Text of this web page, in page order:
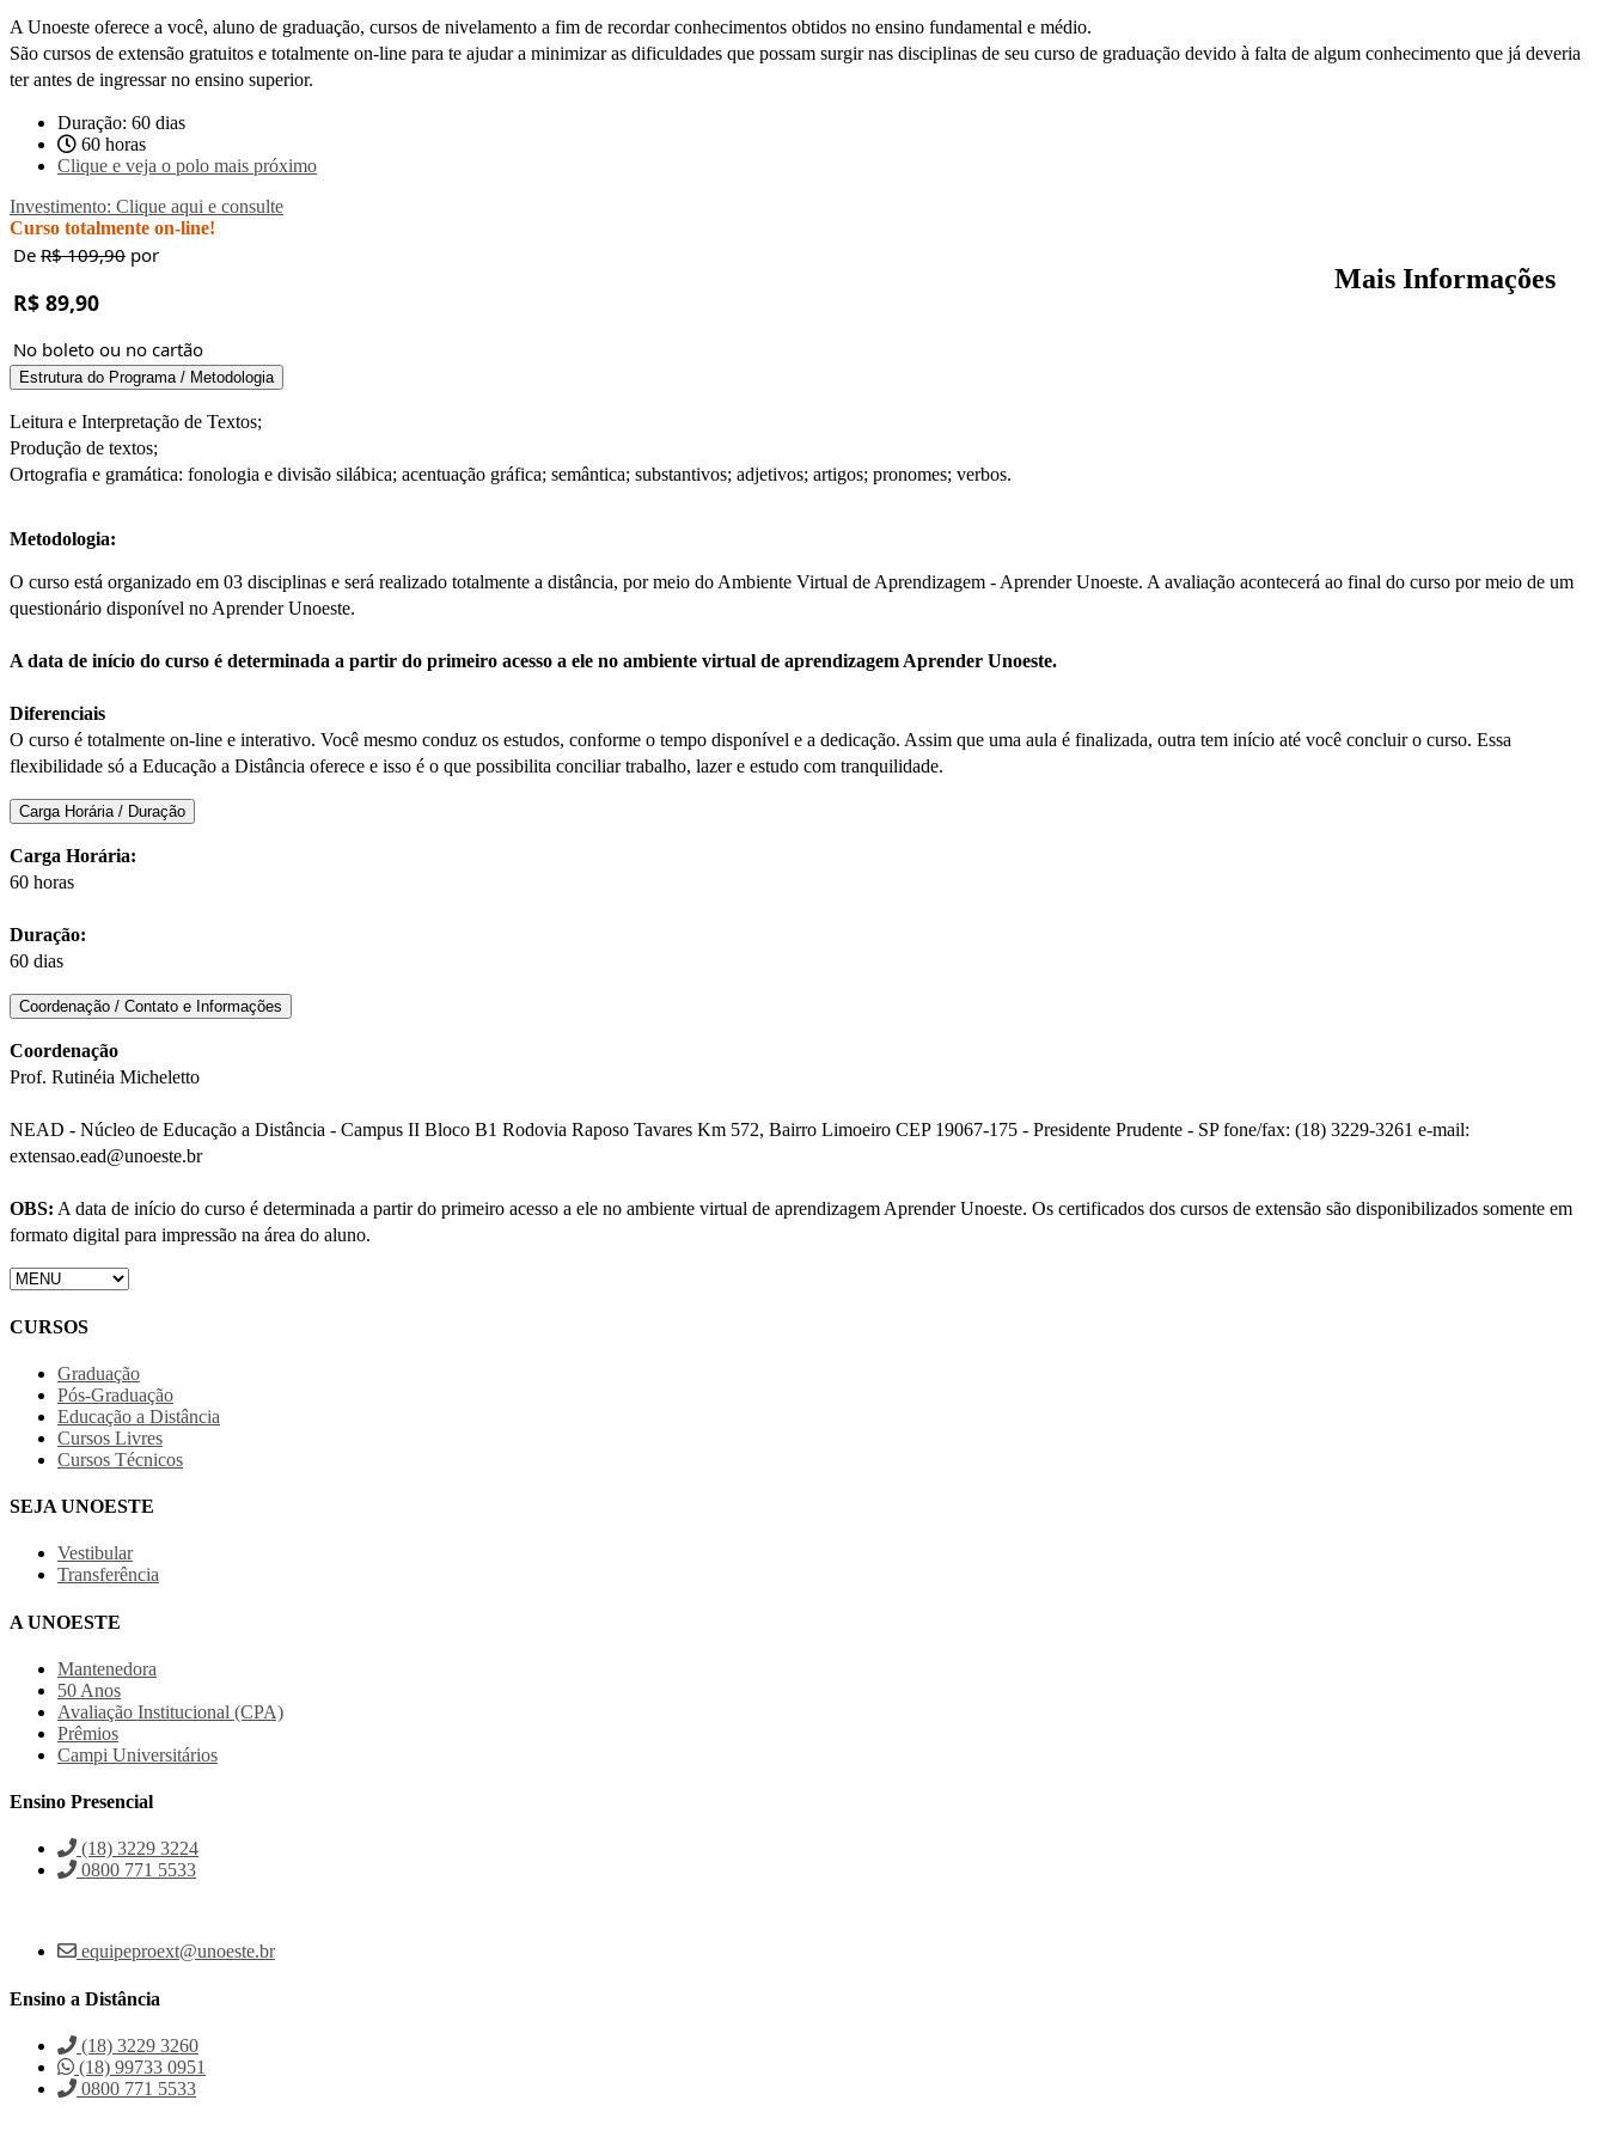
A Unoeste oferece a você, aluno de graduação, cursos de nivelamento a fim de recordar conhecimentos obtidos no ensino fundamental e médio.
São cursos de extensão gratuitos e totalmente on-line para te ajudar a minimizar as dificuldades que possam surgir nas disciplinas de seu curso de graduação devido à falta de algum conhecimento que já deveria
ter antes de ingressar no ensino superior.
Duração: 60 dias
60 horas
Clique e veja o polo mais próximo
Investimento: Clique aqui e consulte
Curso totalmente on-line!
De R$ 109,90 por
R$ 89,90
No boleto ou no cartão
Mais Informações
Estrutura do Programa / Metodologia
Leitura e Interpretação de Textos;
Produção de textos;
Ortografia e gramática: fonologia e divisão silábica; acentuação gráfica; semântica; substantivos; adjetivos; artigos; pronomes; verbos.
Metodologia:
O curso está organizado em 03 disciplinas e será realizado totalmente a distância, por meio do Ambiente Virtual de Aprendizagem - Aprender Unoeste. A avaliação acontecerá ao final do curso por meio de um
questionário disponível no Aprender Unoeste.
A data de início do curso é determinada a partir do primeiro acesso a ele no ambiente virtual de aprendizagem Aprender Unoeste.
Diferenciais
O curso é totalmente on-line e interativo. Você mesmo conduz os estudos, conforme o tempo disponível e a dedicação. Assim que uma aula é finalizada, outra tem início até você concluir o curso. Essa
flexibilidade só a Educação a Distância oferece e isso é o que possibilita conciliar trabalho, lazer e estudo com tranquilidade.
Carga Horária / Duração
Carga Horária:
60 horas
Duração:
60 dias
Coordenação / Contato e Informações
Coordenação
Prof. Rutinéia Micheletto
NEAD - Núcleo de Educação a Distância - Campus II Bloco B1 Rodovia Raposo Tavares Km 572, Bairro Limoeiro CEP 19067-175 - Presidente Prudente - SP fone/fax: (18) 3229-3261 e-mail:
extensao.ead@unoeste.br
OBS: A data de início do curso é determinada a partir do primeiro acesso a ele no ambiente virtual de aprendizagem Aprender Unoeste. Os certificados dos cursos de extensão são disponibilizados somente em
formato digital para impressão na área do aluno.
CURSOS
Graduação
Pós-Graduação
Educação a Distância
Cursos Livres
Cursos Técnicos
SEJA UNOESTE
Vestibular
Transferência
A UNOESTE
Mantenedora
50 Anos
Avaliação Institucional (CPA)
Prêmios
Campi Universitários
Ensino Presencial
(18) 3229 3224
0800 771 5533
equipeproext@unoeste.br
Ensino a Distância
(18) 3229 3260
(18) 99733 0951
0800 771 5533